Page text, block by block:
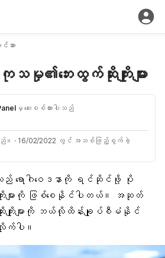
ဆာ
၏ဘေးထွက်ဆိုးကျိုးများ
မှ ဆေးစစ်ထားပါသည်
ည်။ · 16/02/2022 တွင် အသစ်ဖြည့်စွက်ခဲ့
ောဂါဝေဒနာကို ရင်ဆိုင်ဖို့ ပို
ျိုးများကို ဖြစ်စေနိုင်ပါတယ်။ အဆုတ်
ျိုးများကို ဘယ်လိုထိန်းချုပ်စီမံနိုင်
က်ပါ။